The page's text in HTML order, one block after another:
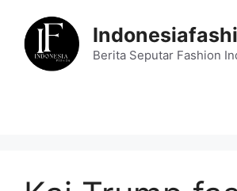
content
Berita Seputar Fashion